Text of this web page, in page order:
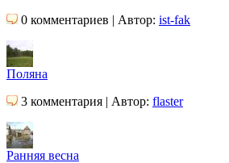
0 комментариев | Автор: ist-fak
Поляна
3 комментария | Автор: flaster
Ранняя весна